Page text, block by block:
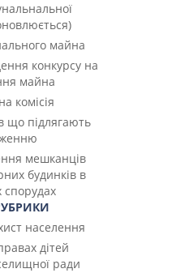
майна
конкурсу на
майна
комісія
що підлягають
мешканців
будинків в
спорудах
населення
дітей
ради